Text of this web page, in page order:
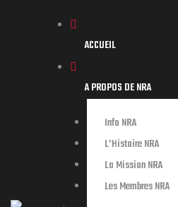
ACCUEIL
A PROPOS DE NRA
Info NRA
L’Histoire NRA
La Mission NRA
Les Membres NRA